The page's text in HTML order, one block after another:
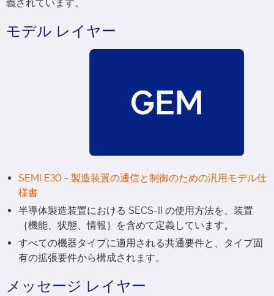
義されています。
モデル レイヤー
SEMI E30 - 製造装置の通信と制御のための汎用モデル仕
様書
半導体製造装置における SECS-II の使用方法を、装置
｛機能、状態、情報｝を含めて定義しています。
すべての機器タイプに適用される共通要件と、タイプ固
有の拡張要件から構成されます。
メッセージ レイヤー